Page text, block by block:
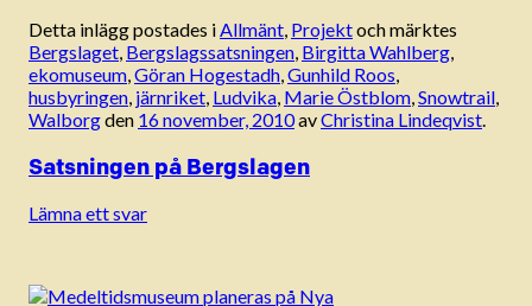
Detta inlägg postades iAllmänt, Projektoch märktes
Bergslaget, Bergslagssatsningen, Birgitta Wahlberg,
ekomuseum,Göran Hogestadh,Gunhild Roos,
husbyringen, järnriket, Ludvika, Marie Östblom,Snowtrail,
Walborgden 16 november, 2010avChristina Lindeqvist.
Satsningen på Bergslagen
Lämna ett svar